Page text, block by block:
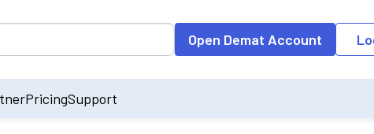
the input field. On entering data into the input field, the
Open Demat Account
PricingSupport